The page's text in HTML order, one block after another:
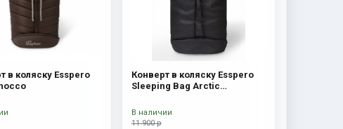
в коляску Esspero
Конверт в коляску Esspero
Sleeping Bag Arctic
Black
11 900 р
В наличии